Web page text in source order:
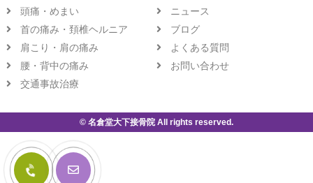
頭痛・めまい
首の痛み・頚椎ヘルニア
肩こり・肩の痛み
腰・背中の痛み
交通事故治療
ニュース
ブログ
よくある質問
お問い合わせ
© 名倉堂大下接骨院 All rights reserved.